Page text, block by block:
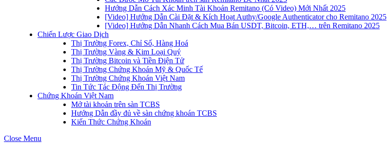
Hướng Dẫn Cách Xác Minh Tài Khoản Remitano (Có Video) Mới Nhất 2025
[Video] Hướng Dẫn Cài Đặt & Kích Hoạt Authy/Google Authenticator cho Remitano 2025
[Video] Hướng Dẫn Nhanh Cách Mua Bán USDT, Bitcoin, ETH,… trên Remitano 2025
Chiến Lược Giao Dịch
Thị Trường Forex, Chỉ Số, Hàng Hoá
Thị Trường Vàng & Kim Loại Quý
Thị Trường Bitcoin và Tiền Điện Tử
Thị Trường Chứng Khoán Mỹ & Quốc Tế
Thị Trường Chứng Khoán Việt Nam
Tin Tức Tác Động Đến Thị Trường
Chứng Khoán Việt Nam
Mở tài khoản trên sàn TCBS
Hướng Dẫn đầy đủ về sàn chứng khoán TCBS
Kiến Thức Chứng Khoán
Close Menu